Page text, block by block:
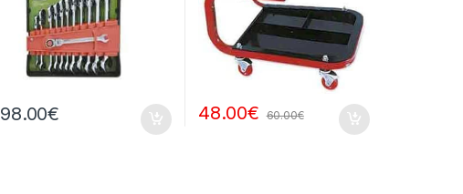
98.00€ 48.00€ 60.00€